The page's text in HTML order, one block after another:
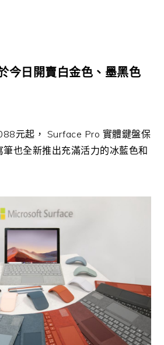
今日開賣白金色、墨黑色
元起， Surface Pro 實體鍵盤保
也全新推出充滿活力的冰藍色和